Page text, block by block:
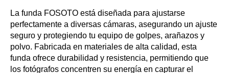
La funda FOSOTO está diseñada para ajustarse
perfectamente a diversas cámaras, asegurando un ajuste
seguro y protegiendo tu equipo de golpes, arañazos y
polvo. Fabricada en materiales de alta calidad, esta
funda ofrece durabilidad y resistencia, permitiendo que
los fotógrafos concentren su energía en capturar el